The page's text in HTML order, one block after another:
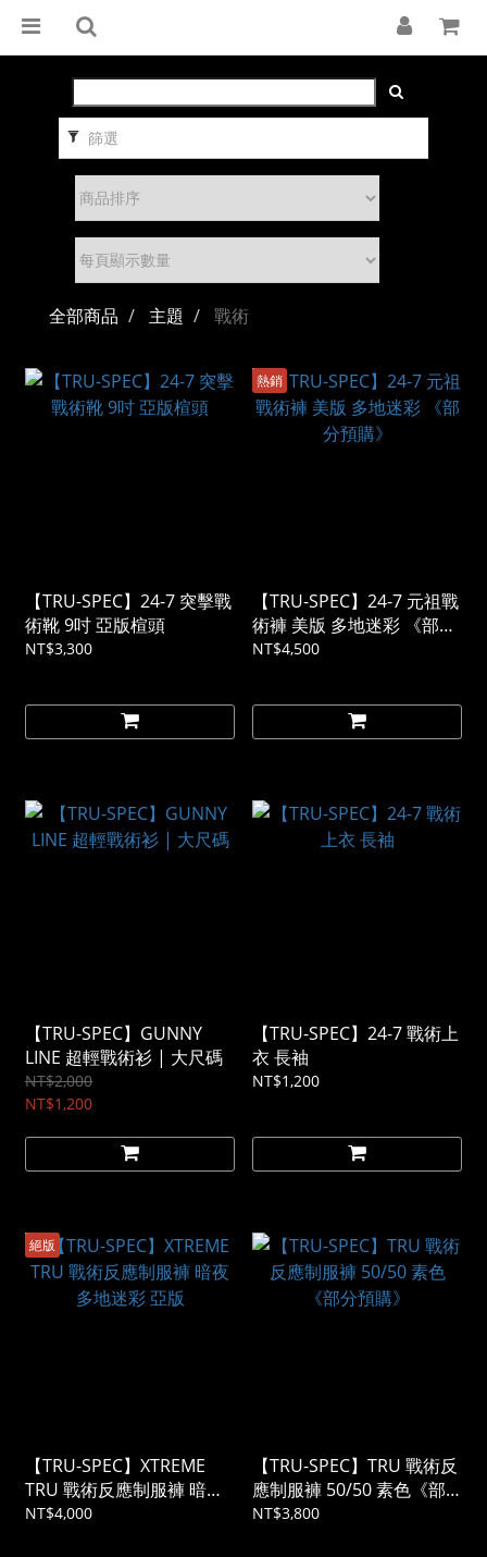
篩選
全部商品 主題 戰術
【TRU-SPEC】24-7 突擊戰
術靴 9吋 亞版楦頭
NT$3,300
熱銷
【TRU-SPEC】24-7 元祖戰
術褲 美版 多地迷彩 《部分
預購》
NT$4,500
【TRU-SPEC】GUNNY
LINE 超輕戰術衫 | 大尺碼
NT$2,000
NT$1,200
【TRU-SPEC】24-7 戰術上
衣 長袖
NT$1,200
絕版
【TRU-SPEC】XTREME
TRU 戰術反應制服褲 暗夜
多地迷彩 亞版
NT$4,000
【TRU-SPEC】TRU 戰術反
應制服褲 50/50 素色《部
分預購》
NT$3,800